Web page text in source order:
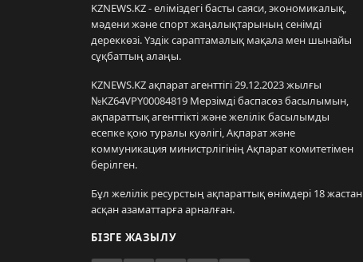
KZNEWS.KZ - еліміздегі басты саяси, экономикалық,
мәдени және спорт жаңалықтарының сенімді
дереккөзі. Үздік сараптамалық мақала мен шынайы
сұқбаттың алаңы.
KZNEWS.KZ ақпарат агенттігі 29.12.2023 жылғы
№KZ64VPY00084819 Мерзімді баспасөз басылымын,
ақпараттық агенттікті және желілік басылымды
есепке қою туралы куәлігі, Ақпарат және
коммуникация министрлігінің Ақпарат комитетімен
берілген.
Бұл желілік ресурстың ақпараттық өнімдері 18 жастан
асқан азаматтарға арналған.
БІЗГЕ ЖАЗЫЛУ